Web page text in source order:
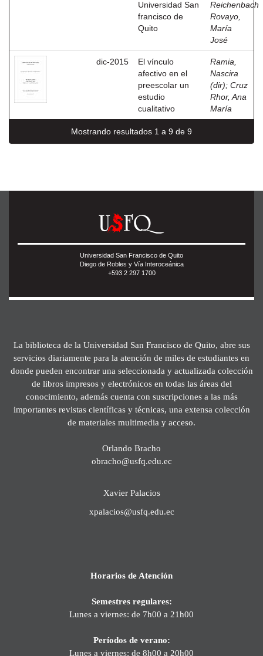
Universidad San
francisco de
Quito
Reichenbach
Rovayo,
María
José
dic-2015
El vínculo
afectivo en el
preescolar un
estudio
cualitativo
Ramia,
Nascira
(dir); Cruz
Rhor, Ana
María
Mostrando resultados 1 a 9 de 9
Universidad San Francisco de Quito
Diego de Robles y Vía Interoceánica
+593 2 297 1700
La biblioteca de la Universidad San Francisco de Quito, abre sus
servicios diariamente para la atención de miles de estudiantes en
donde pueden encontrar una seleccionada y actualizada colección
de libros impresos y electrónicos en todas las áreas del
conocimiento, además cuenta con suscripciones a las más
importantes revistas científicas y técnicas, una extensa colección
de materiales multimedia y acceso.
Orlando Bracho
obracho@usfq.edu.ec
Xavier Palacios
xpalacios@usfq.edu.ec
Horarios de Atención
Semestres regulares:
Lunes a viernes: de 7h00 a 21h00
Períodos de verano:
Lunes a viernes: de 8h00 a 20h00